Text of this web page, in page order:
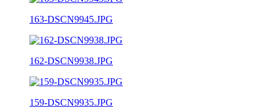
163-DSCN9945.JPG
162-DSCN9938.JPG
159-DSCN9935.JPG